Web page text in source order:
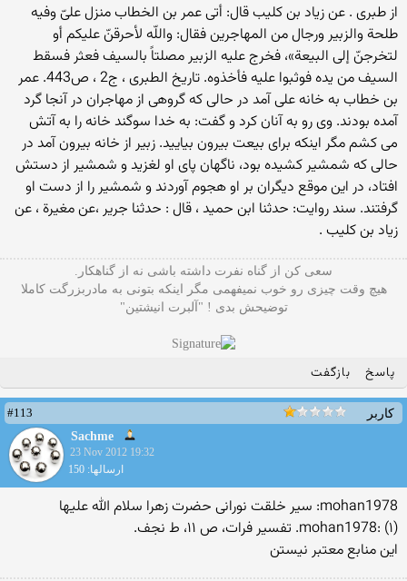
از طبری . عن زیاد بن كلیب قال: أتى عمر بن الخطاب منزل علىّ وفیه
طلحة والزبیر ورجال من المهاجرین فقال: واللّه لأحرقنّ علیكم أو
لتخرجنّ إلى البیعة»، فخرج علیه الزبیر مصلتاً بالسیف فعثر فسقط
السیف من یده فوثبوا علیه فأخذوه. تاریخ الطبرى ، ج2 ،‌ ص443. عمر
بن خطاب به خانه على آمد در حالى كه گروهى از مهاجران در آنجا گرد
آمده بودند. وى رو به آنان كرد و گفت: به خدا سوگند خانه را به آتش
مى كشم مگر اینكه براى بیعت بیرون بیایید. زبیر از خانه بیرون آمد در
حالى كه شمشیر كشیده بود، ناگهان پاى او لغزید و شمشیر از دستش
افتاد، در این موقع دیگران بر او هجوم آوردند و شمشیر را از دست او
گرفتند. سند روایت: حدثنا ابن حمید ، قال : حدثنا جریر ،عن مغیرة ، عن
زیاد بن كلیب .
سعی کن از گناه نفرت داشته باشی نه از گناهکار.
هیچ وقت چیزی رو خوب نمیفهمی مگر اینکه بتونی به مادربزرگت کاملا
توضیحش بدی ! "آلبرت انیشتین"
پاسخ بازگفت
کاربر
#113
Sachme
23 Nov 2012 19:32
ارسالها: 150
mohan1978: سیر خلقت نورانى حضرت زهرا سلام الله علیها
mohan1978: (۱). تفسیر فرات، ص ۱۱، ط نجف.
اين منابع معتبر نيستن